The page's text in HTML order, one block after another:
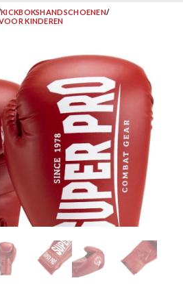
KICKBOKSHANDSCHOENEN/
KINDEREN